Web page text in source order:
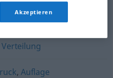
,Version
Verteilung
, Auflage
Akzeptieren